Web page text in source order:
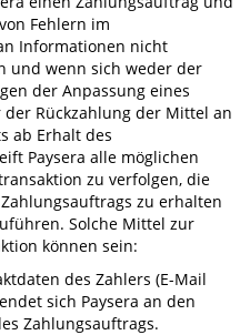
Fehlern im
Informationen nicht
und wenn sich weder der
der Anpassung eines
Rückzahlung der Mittel an
ab Erhalt des
Paysera alle möglichen
zu verfolgen, die
zu erhalten
Solche Mittel zur
können sein:
des Zahlers (E-Mail
sich Paysera an den
Zahlungsauftrags.